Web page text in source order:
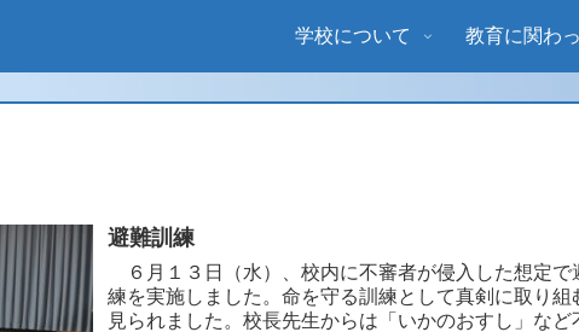
学校について 教育に関わ
避難訓練
６月１３日（水）、校内に不審者が侵入した想定で
練を実施しました。命を守る訓練として真剣に取り組
見られました。校長先生からは「いかのおすし」など